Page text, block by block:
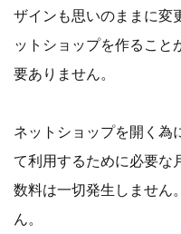
ザインも思いのままに変
ットショップを作ること
要ありません。
ネットショップを開く為
て利用するために必要な
数料は一切発生しません
ん。